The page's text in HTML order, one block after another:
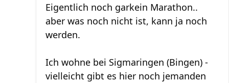
Eigentlich noch garkein Marathon..
aber was noch nicht ist, kann ja noch
werden.
Ich wohne bei Sigmaringen (Bingen) -
vielleicht gibt es hier noch jemanden